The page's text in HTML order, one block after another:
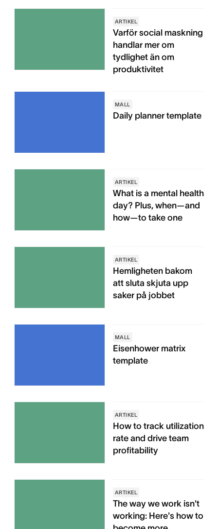
ARTIKEL
Varför social maskning
handlar mer om
tydlighet än om
produktivitet
MALL
Daily planner template
ARTIKEL
What is a mental health
day? Plus, when—and
how—to take one
ARTIKEL
Hemligheten bakom
att sluta skjuta upp
saker på jobbet
MALL
Eisenhower matrix
template
ARTIKEL
How to track utilization
rate and drive team
profitability
ARTIKEL
The way we work isn't
working: Here's how to